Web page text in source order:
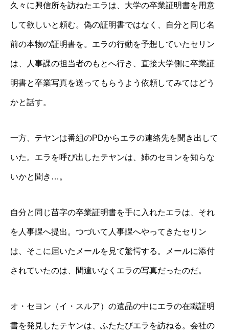
久々に興信所を訪ねたエラは、大学の卒業証明書を用意
して欲しいと頼む。偽の証明書ではなく、自分と同じ名
前の本物の証明書を。エラの行動を予想していたセリン
は、人事課の担当者のもとへ行き、直接大学側に卒業証
明書と卒業写真を送ってもらうよう依頼してみてはどう
かと話す。
一方、テヤンは番組のPDからエラの連絡先を聞き出して
いた。エラを呼び出したテヤンは、姉のセヨンを知らな
いかと聞き…。
自分と同じ苗字の卒業証明書を手に入れたエラは、それ
を人事課へ提出。つづいて人事課へやってきたセリン
は、そこに届いたメールを見て驚愕する。メールに添付
されていたのは、間違いなくエラの写真だったのだ。
オ・セヨン（イ・スルア）の遺品の中にエラの在職証明
書を発見したテヤンは、ふたたびエラを訪ねる。会社の